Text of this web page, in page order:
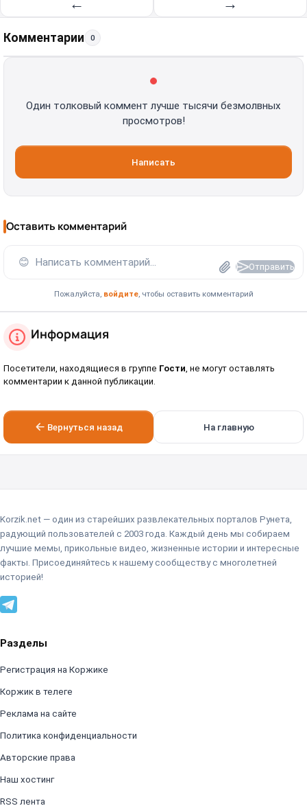
← →
Комментарии 0
Один толковый коммент лучше тысячи безмолвных
просмотров!
Написать
Оставить комментарий
😊 Написать комментарий... Отправить
Пожалуйста, войдите, чтобы оставить комментарий
Информация
Посетители, находящиеся в группе Гости, не могут оставлять
комментарии к данной публикации.
Вернуться назад На главную
Korzik.net — один из старейших развлекательных порталов Рунета,
радующий пользователей с 2003 года. Каждый день мы собираем
лучшие мемы, прикольные видео, жизненные истории и интересные
факты. Присоединяйтесь к нашему сообществу с многолетней
историей!
Разделы
Регистрация на Коржике
Коржик в телеге
Реклама на сайте
Политика конфиденциальности
Авторские права
Наш хостинг
RSS лента